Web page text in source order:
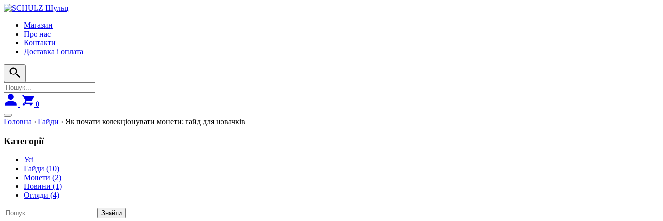
Skip
navigationМагазин
Про нас
Контакти
Доставка і оплата
0
Головна › Гайди › Як почати колекціонувати монети: гайд для новачків
Категорії
Усі
Гайди (10)
Монети (2)
Новини (1)
Огляди (4)
Знайти